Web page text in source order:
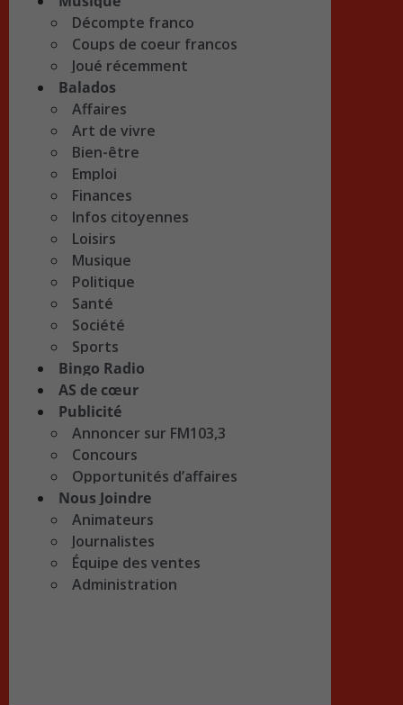
Décompte franco
Coups de coeur francos
Joué récemment
Balados
Affaires
Art de vivre
Bien-être
Emploi
Finances
Infos citoyennes
Loisirs
Musique
Politique
Santé
Société
Sports
Bingo Radio
AS de cœur
Publicité
Annoncer sur FM103,3
Concours
Opportunités d’affaires
Nous Joindre
Animateurs
Journalistes
Équipe des ventes
Administration